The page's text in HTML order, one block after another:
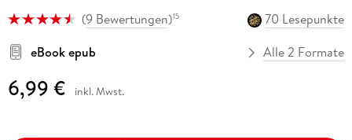
(9 Bewertungen)15
70 Lesepunkte
eBook epub
Alle 2 Formate
6,99 € inkl. Mwst.